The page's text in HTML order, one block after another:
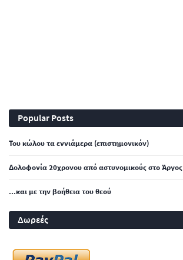
Popular Posts
Του κώλου τα εννιάμερα (επιστημονικόν)
Δολοφονία 20χρονου από αστυνομικούς στο Άργος
...και με την βοήθεια του θεού
Δωρεές